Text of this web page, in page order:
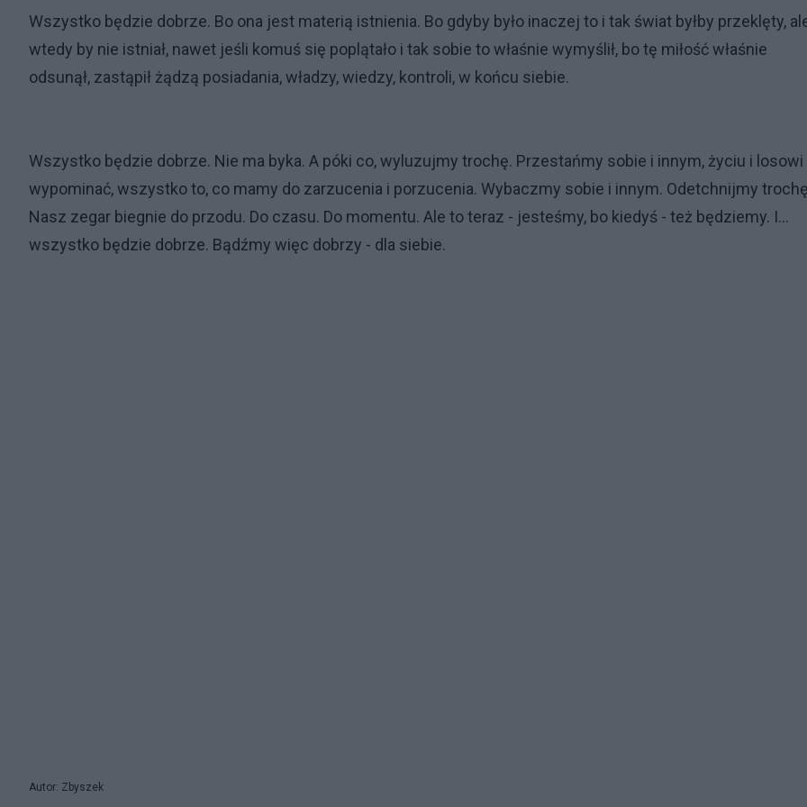
Wszystko będzie dobrze. Bo ona jest materią istnienia. Bo gdyby było inaczej to i tak świat byłby przeklęty,
wtedy by nie istniał, nawet jeśli komuś się poplątało i tak sobie to właśnie wymyślił, bo tę miłość właśnie
odsunął, zastąpił żądzą posiadania, władzy, wiedzy, kontroli, w końcu siebie.
Wszystko będzie dobrze. Nie ma byka. A póki co, wyluzujmy trochę. Przestańmy sobie i innym, życiu i losowi
wypominać, wszystko to, co mamy do zarzucenia i porzucenia. Wybaczmy sobie i innym. Odetchnijmy
Nasz zegar biegnie do przodu. Do czasu. Do momentu. Ale to teraz - jesteśmy, bo kiedyś - też będziemy. I...
wszystko będzie dobrze. Bądźmy więc dobrzy - dla siebie.
Autor: Zbyszek